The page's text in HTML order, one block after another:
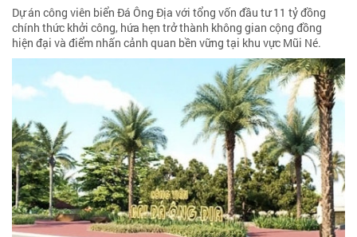
Dự án công viên biển Đá Ông Địa với tổng vốn đầu tư 11 tỷ đồng
chính thức khởi công, hứa hẹn trở thành không gian cộng đồng
hiện đại và điểm nhấn cảnh quan bền vững tại khu vực Mũi Né.